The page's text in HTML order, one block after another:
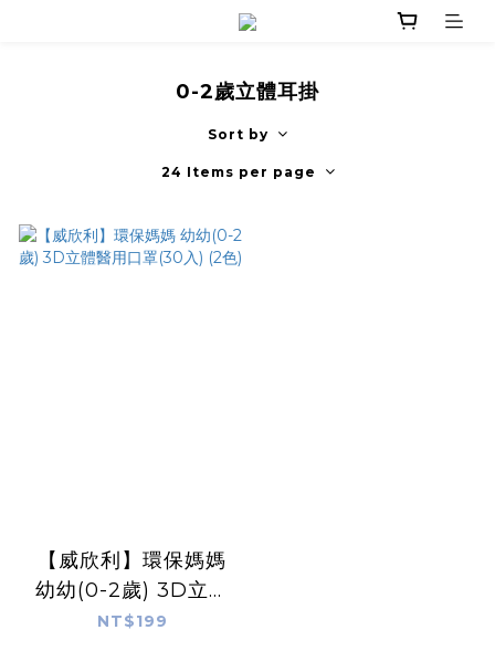
0-2歲立體耳掛
Sort by
24 Items per page
【威欣利】環保媽媽
幼幼(0-2歲) 3D立體
醫用口罩(30入) (2色)
NT$199